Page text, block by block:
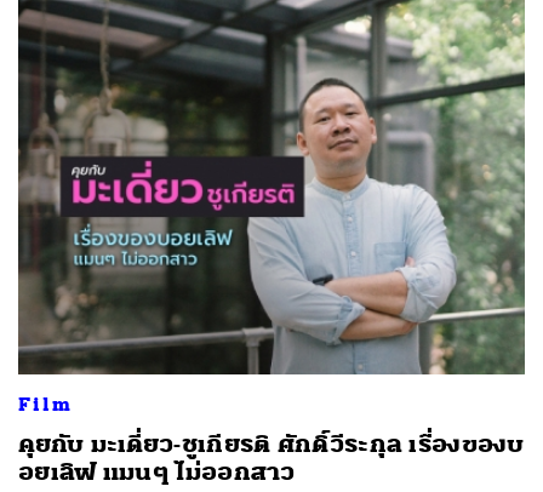
Film
คุยกับ มะเดี่ยว-ชูเกียรติ ศักดิ์วีระกุล เรื่องของบ
อยเลิฟ แมนๆ ไม่ออกสาว